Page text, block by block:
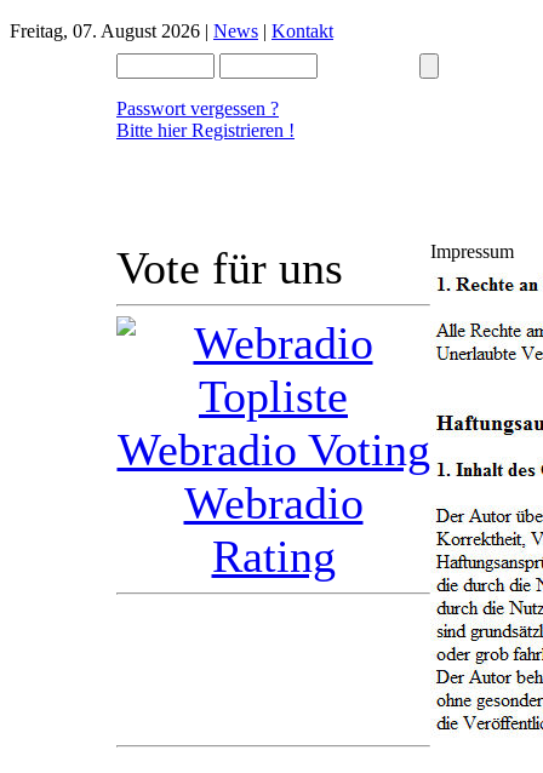
Freitag, 07. August 2026 | News | Kontakt
Passwort vergessen ?
Bitte hier Registrieren !
Vote für uns Impressum